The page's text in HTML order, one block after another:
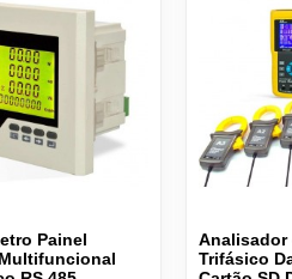
Painel
Analisador
Trifásico